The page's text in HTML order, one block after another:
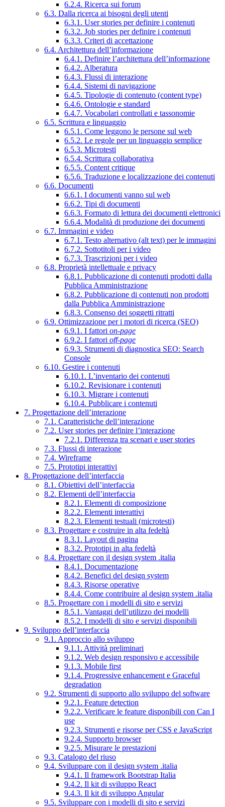
6.2.4. Ricerca sui forum
6.3. Dalla ricerca ai bisogni degli utenti
6.3.1. User stories per definire i contenuti
6.3.2. Job stories per definire i contenuti
6.3.3. Criteri di accettazione
6.4. Architettura dell’informazione
6.4.1. Definire l’architettura dell’informazione
6.4.2. Alberatura
6.4.3. Flussi di interazione
6.4.4. Sistemi di navigazione
6.4.5. Tipologie di contenuto (content type)
6.4.6. Ontologie e standard
6.4.7. Vocabolari controllati e tassonomie
6.5. Scrittura e linguaggio
6.5.1. Come leggono le persone sul web
6.5.2. Le regole per un linguaggio semplice
6.5.3. Microtesti
6.5.4. Scrittura collaborativa
6.5.5. Content critique
6.5.6. Traduzione e localizzazione dei contenuti
6.6. Documenti
6.6.1. I documenti vanno sul web
6.6.2. Tipi di documenti
6.6.3. Formato di lettura dei documenti elettronici
6.6.4. Modalità di produzione dei documenti
6.7. Immagini e video
6.7.1. Testo alternativo (alt text) per le immagini
6.7.2. Sottotitoli per i video
6.7.3. Trascrizioni per i video
6.8. Proprietà intellettuale e privacy
6.8.1. Pubblicazione di contenuti prodotti dalla
Pubblica Amministrazione
6.8.2. Pubblicazione di contenuti non prodotti
dalla Pubblica Amministrazione
6.8.3. Consenso dei soggetti ritratti
6.9. Ottimizzazione per i motori di ricerca (SEO)
6.9.1. I fattori on-page
6.9.2. I fattori off-page
6.9.3. Strumenti di diagnostica SEO: Search
Console
6.10. Gestire i contenuti
6.10.1. L’inventario dei contenuti
6.10.2. Revisionare i contenuti
6.10.3. Migrare i contenuti
6.10.4. Pubblicare i contenuti
7. Progettazione dell’interazione
7.1. Caratteristiche dell’interazione
7.2. User stories per definire l’interazione
7.2.1. Differenza tra scenari e user stories
7.3. Flussi di interazione
7.4. Wireframe
7.5. Prototipi interattivi
8. Progettazione dell’interfaccia
8.1. Obiettivi dell’interfaccia
8.2. Elementi dell’interfaccia
8.2.1. Elementi di composizione
8.2.2. Elementi interattivi
8.2.3. Elementi testuali (microtesti)
8.3. Progettare e costruire in alta fedeltà
8.3.1. Layout di pagina
8.3.2. Prototipi in alta fedeltà
8.4. Progettare con il design system .italia
8.4.1. Documentazione
8.4.2. Benefici del design system
8.4.3. Risorse operative
8.4.4. Come contribuire al design system .italia
8.5. Progettare con i modelli di sito e servizi
8.5.1. Vantaggi dell’utilizzo dei modelli
8.5.2. I modelli di sito e servizi disponibili
9. Sviluppo dell’interfaccia
9.1. Approccio allo sviluppo
9.1.1. Attività preliminari
9.1.2. Web design responsivo e accessibile
9.1.3. Mobile first
9.1.4. Progressive enhancement e Graceful
degradation
9.2. Strumenti di supporto allo sviluppo del software
9.2.1. Feature detection
9.2.2. Verificare le feature disponibili con Can I
use
9.2.3. Strumenti e risorse per CSS e JavaScript
9.2.4. Supporto browser
9.2.5. Misurare le prestazioni
9.3. Catalogo del riuso
9.4. Sviluppare con il design system .italia
9.4.1. Il framework Bootstrap Italia
9.4.2. Il kit di sviluppo React
9.4.3. Il kit di sviluppo Angular
9.5. Sviluppare con i modelli di sito e servizi